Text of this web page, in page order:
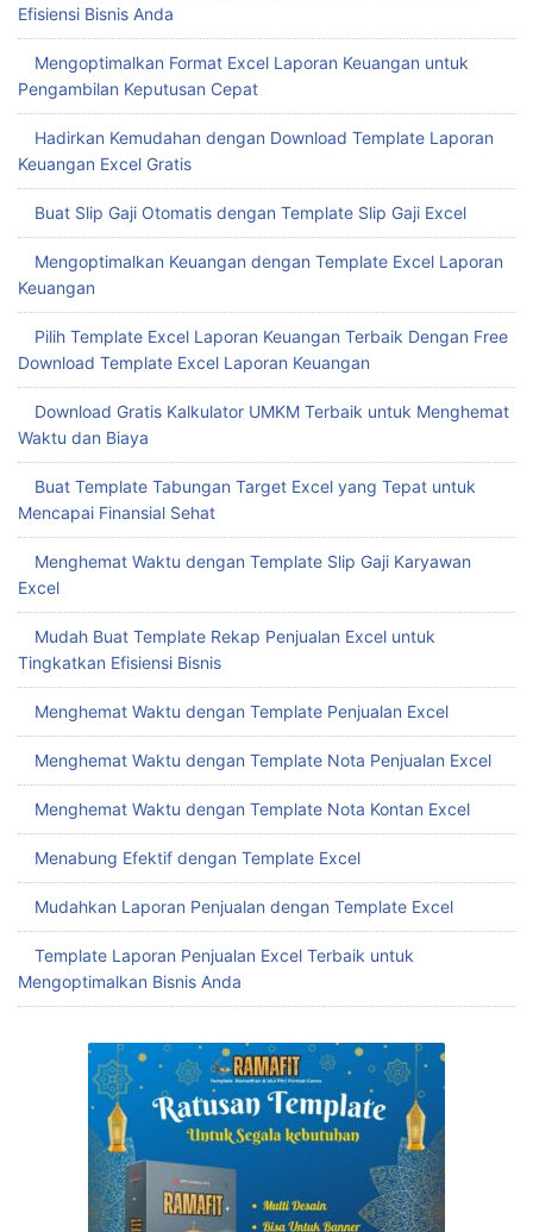
Efisiensi Bisnis Anda
Mengoptimalkan Format Excel Laporan Keuangan untuk
Pengambilan Keputusan Cepat
Hadirkan Kemudahan dengan Download Template Laporan
Keuangan Excel Gratis
Buat Slip Gaji Otomatis dengan Template Slip Gaji Excel
Mengoptimalkan Keuangan dengan Template Excel Laporan
Keuangan
Pilih Template Excel Laporan Keuangan Terbaik Dengan Free
Download Template Excel Laporan Keuangan
Download Gratis Kalkulator UMKM Terbaik untuk Menghemat
Waktu dan Biaya
Buat Template Tabungan Target Excel yang Tepat untuk
Mencapai Finansial Sehat
Menghemat Waktu dengan Template Slip Gaji Karyawan
Excel
Mudah Buat Template Rekap Penjualan Excel untuk
Tingkatkan Efisiensi Bisnis
Menghemat Waktu dengan Template Penjualan Excel
Menghemat Waktu dengan Template Nota Penjualan Excel
Menghemat Waktu dengan Template Nota Kontan Excel
Menabung Efektif dengan Template Excel
Mudahkan Laporan Penjualan dengan Template Excel
Template Laporan Penjualan Excel Terbaik untuk
Mengoptimalkan Bisnis Anda